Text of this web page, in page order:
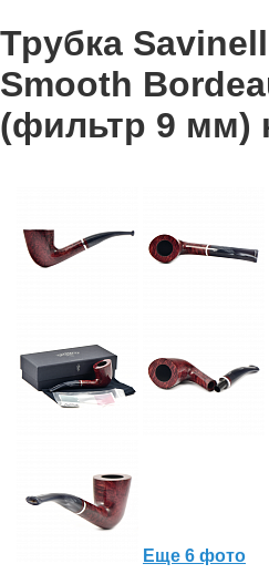
Трубка
Smooth
(фильтр 9 мм)
Еще 6 фото